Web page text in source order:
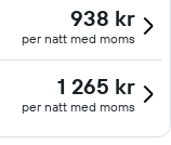
938 kr
per natt med moms
1 265 kr
per natt med moms